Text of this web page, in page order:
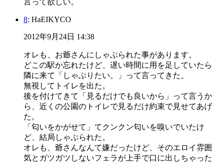
言って欲しい。
8: HaEIKYCO
2012年9月24日 14:38
オレも、お爺さんにしゃぶられた事があります。
どこの駅か忘れたけど、遅い時間に用を足していたら
隣に来て「しゃぶりたい。」って言ってきた。
無視してトイレを出た。
後を付けてきて「見るだけでも良いから」って言うか
ら、近くの公園のトイレで見るだけ約束で見せてあげ
た。
「匂いをかがせて」てクンクン匂いを嗅いでいたけ
ど、結局しゃぶられた。
オレも、爺さんなんて嫌だったけど、そのエロイ雰囲
気とガツガツしないフェラが上手で口に出しちゃった